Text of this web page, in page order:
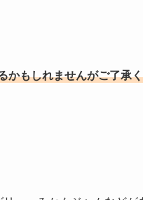
かもしれませんがご了承